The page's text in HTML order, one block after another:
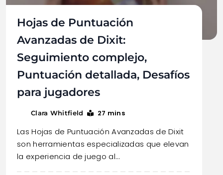
Hojas de Puntuación
Avanzadas de Dixit:
Seguimiento complejo,
Puntuación detallada, Desafíos
para jugadores
Clara Whitfield 27 mins
Las Hojas de Puntuación Avanzadas de Dixit
son herramientas especializadas que elevan
la experiencia de juego al…